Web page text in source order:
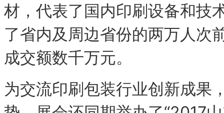
材，代表了国内印刷设备和技
了省内及周边省份的两万人次
成交额数千万元。
为交流印刷包装行业创新成果